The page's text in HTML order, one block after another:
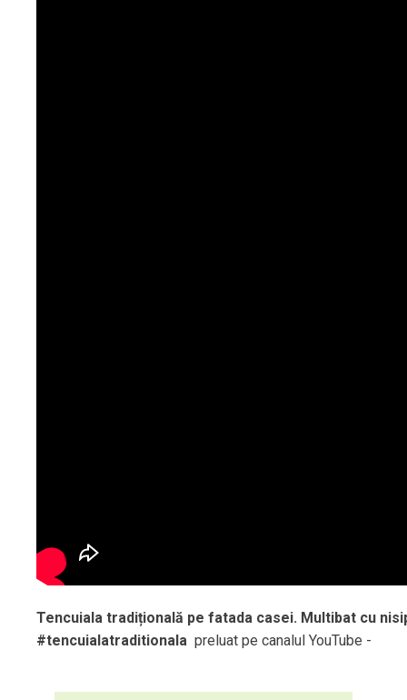
Tencuiala tradițională pe fatada casei. Multibat cu
#tencuialatraditionala preluat pe canalul YouTube -